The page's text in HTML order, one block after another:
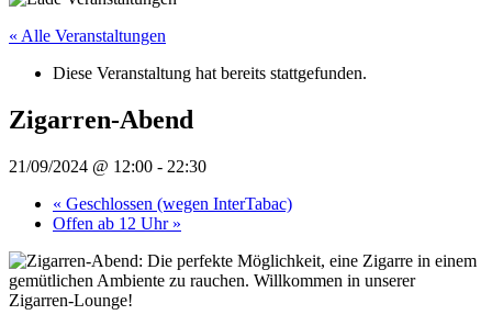
« Alle Veranstaltungen
Diese Veranstaltung hat bereits stattgefunden.
Zigarren-Abend
21/09/2024 @ 12:00 - 22:30
« Geschlossen (wegen InterTabac)
Offen ab 12 Uhr »